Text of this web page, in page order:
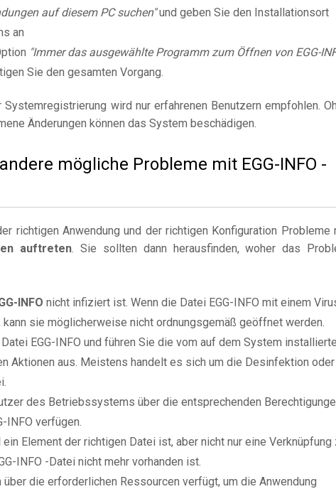
auf diesem PC suchen"und geben Sie den Installationsort
an
"Immer das ausgewählte Programm zum Öffnen von EGG-
Sie den gesamten Vorgang.
wird nur erfahrenen Benutzern empfohlen.
Änderungen können das System beschädigen.
mögliche Probleme mit EGG-INFO -
richtigen Anwendung und der richtigen Konfiguration Probleme
auftreten. Sie sollten dann herausfinden, woher das
INFO nicht infiziert ist. Wenn die Datei EGG-INFO mit einem
sie möglicherweise nicht ordnungsgemäß geöffnet werden.
EGG-INFO und führen Sie die vom auf dem System
Aktionen aus. Meistens handelt es sich um die Desinfektion oder
des Betriebssystems über die entsprechenden
INFO verfügen.
Element der richtigen Datei ist, aber nicht nur eine Verknüpfung
INFO -Datei nicht mehr vorhanden ist.
die erforderlichen Ressourcen verfügt, um die Anwendung